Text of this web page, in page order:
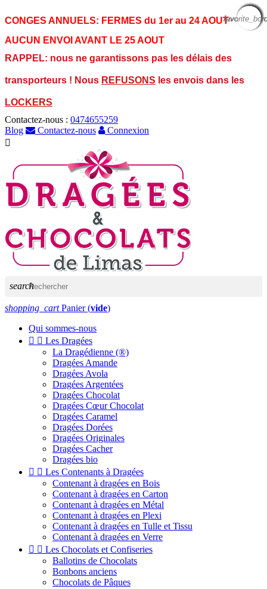
CONGES ANNUELS: FERMES du 1er au 24 AOUT
AUCUN ENVOI AVANT LE 25 AOUT
RAPPEL: nous ne garantissons pas les délais des
transporteurs ! Nous REFUSONS les envois dans les
LOCKERS
Contactez-nous : 0474655259
Blog
Contactez-nous
Connexion

search
shopping_cart Panier (vide)
Qui sommes-nous
  Les Dragées
La Dragédienne (®)
Dragées Amande
Dragées Avola
Dragées Argentées
Dragées Chocolat
Dragées Cœur Chocolat
Dragées Caramel
Dragées Dorées
Dragées Originales
Dragées Cacher
Dragées bio
  Les Contenants à Dragées
Contenant à dragées en Bois
Contenant à dragées en Carton
Contenant à dragées en Métal
Contenant à dragées en Plexi
Contenant à dragées en Tulle et Tissu
Contenant à dragées en Verre
  Les Chocolats et Confiseries
Ballotins de Chocolats
Bonbons anciens
Chocolats de Pâques